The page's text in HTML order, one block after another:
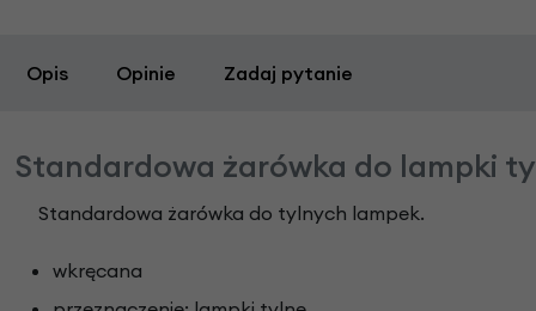
Opis Opinie Zadaj pytanie
Standardowa żarówka do lampki
Standardowa żarówka do tylnych lampek.
wkręcana